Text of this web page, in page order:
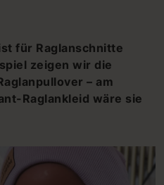
für Raglanschnitte
zeigen wir die
– am
Raglankleid wäre sie